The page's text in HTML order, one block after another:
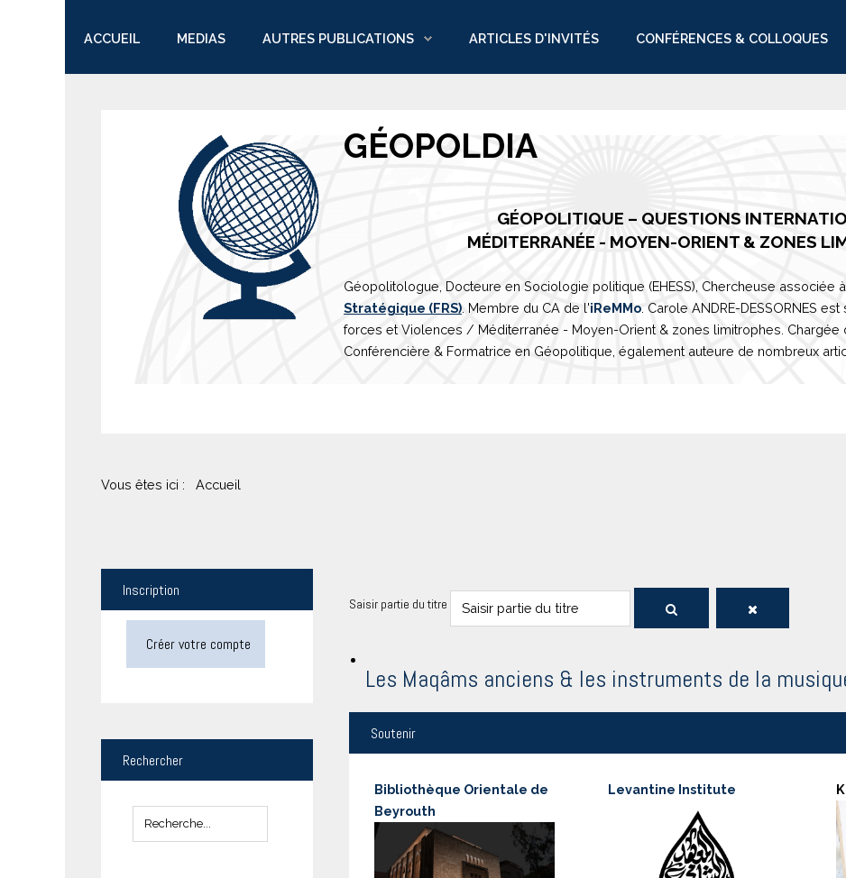
ACCUEIL MEDIAS AUTRES PUBLICATIONS ARTICLES D'INVITÉS CONFÉRENCES & COLLOQUES
GÉOPOLDIA
GÉOPOLITIQUE – QUESTIONS
MÉDITERRANÉE - MOYEN-ORIENT & ZONES
Géopolitologue, Docteure en Sociologie politique (EHESS), Chercheuse associée
Stratégique (FRS) . Membre du CA de l'iReMMo . Carole ANDRE-DESSORNES
forces et Violences / Méditerranée - Moyen-Orient & zones limitrophes. Chargée
Conférencière & Formatrice en Géopolitique, également auteure de nombreux
Vous êtes ici : Accueil
Saisir partie du titre
Les Maqâms anciens & les instruments de la
Soutenir
Bibliothèque Orientale de
Beyrouth
Levantine Institute
Inscription
Créer votre compte
Rechercher